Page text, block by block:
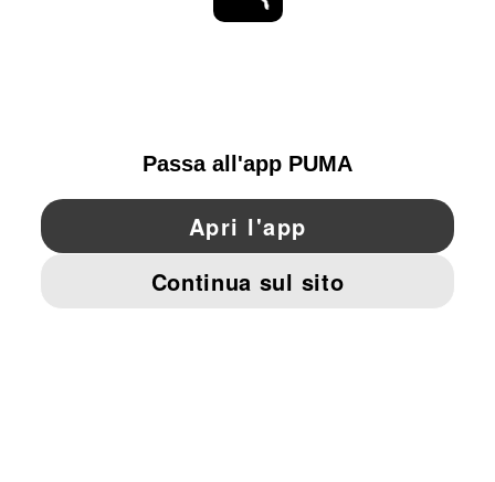
YouTube Pinterest
DATI AZIENDALI E LEGALI